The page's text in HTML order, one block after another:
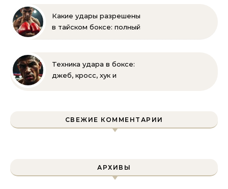
Какие удары разрешены
в тайском боксе: полный
Техника удара в боксе:
джеб, кросс, хук и
СВЕЖИЕ КОММЕНТАРИИ
АРХИВЫ